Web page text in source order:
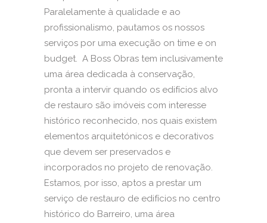
Paralelamente à qualidade e ao
profissionalismo, pautamos os nossos
serviços por uma execução on time e on
budget. A Boss Obras tem inclusivamente
uma área dedicada à conservação,
pronta a intervir quando os edifícios alvo
de restauro são imóveis com interesse
histórico reconhecido, nos quais existem
elementos arquitetónicos e decorativos
que devem ser preservados e
incorporados no projeto de renovação.
Estamos, por isso, aptos a prestar um
serviço de restauro de edifícios no centro
histórico do Barreiro, uma área